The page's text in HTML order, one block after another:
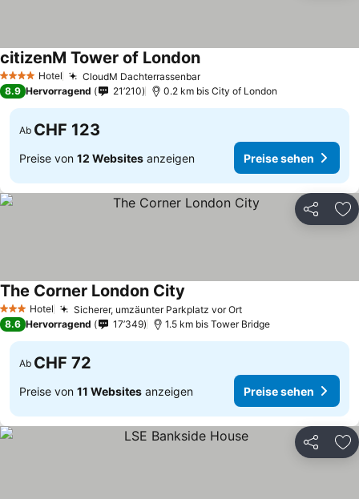
4 Sterne Hotel CloudM DachterrassenbarPreise sehen
citizenM Tower of LondonPreise sehen
8.9 Hervorragend 21’210 0.2 km bis City of London
Ab CHF 123
Preise von 12 Websites anzeigen Preise sehen
Teilen
3 SterneHotel Sicherer, umzäunter Parkplatz vor OrtPreise sehen
The Corner London City
8.6 Hervorragend 17’349 1.5 km bis Tower Bridge
Ab CHF 72
Preise von 11 Websites anzeigen Preise sehen
Teilen